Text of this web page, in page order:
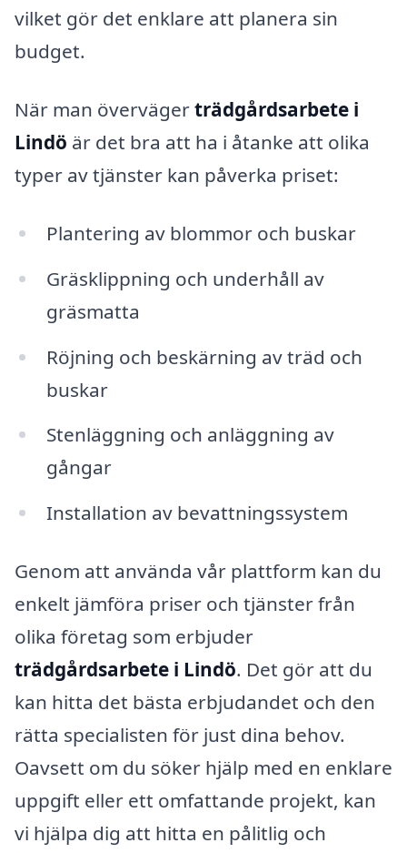
vilket gör det enklare att planera sin
budget.
När man övervägerträdgårdsarbete i
Lindö är det bra att ha i åtanke att olika
typer av tjänster kan påverka priset:
Plantering av blommor och buskar
Gräsklippning och underhåll av
gräsmatta
Röjning och beskärning av träd och
buskar
Stenläggning och anläggning av
gångar
Installation av bevattningssystem
Genom att använda vår plattform kan du
enkelt jämföra priser och tjänster från
olika företag som erbjuder
trädgårdsarbete i Lindö. Det gör att du
kan hitta det bästa erbjudandet och den
rätta specialisten för just dina behov.
Oavsett om du söker hjälp med en enklare
uppgift eller ett omfattande projekt, kan
vi hjälpa dig att hitta en pålitlig och